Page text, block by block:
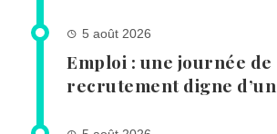
5 août 2026
Emploi : une journée de
recrutement digne